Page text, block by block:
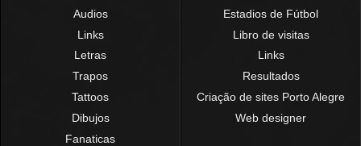
Audios
Links
Letras
Trapos
Tattoos
Dibujos
Fanaticas
Estadios de Fútbol
Libro de visitas
Links
Resultados
Criação de sites Porto Alegre
Web designer